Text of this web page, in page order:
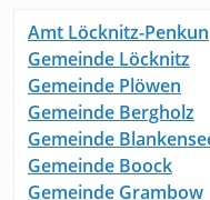
Amt Löcknitz-Penkun
Gemeinde Löcknitz
Gemeinde Plöwen
Gemeinde Bergholz
Gemeinde
Gemeinde Boock
Gemeinde Grambow